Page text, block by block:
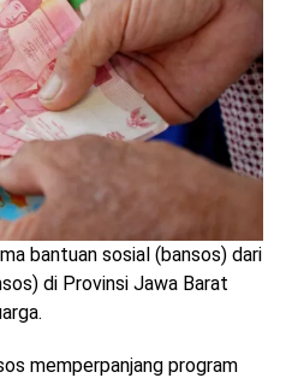
bantuan sosial (bansos) dari
di Provinsi Jawa Barat
memperpanjang program